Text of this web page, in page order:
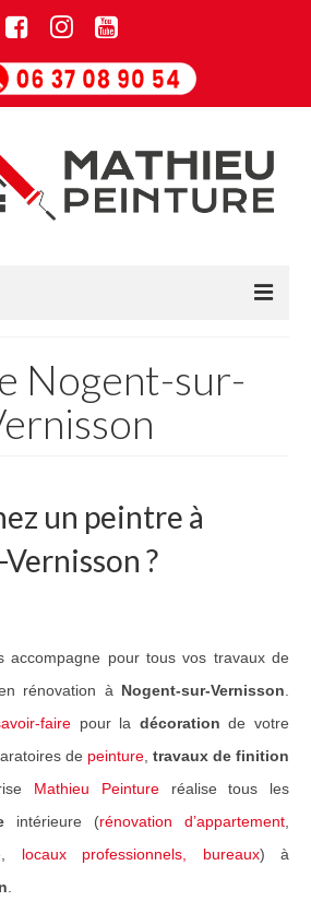
rénovation
sols
pour particuliers
pour professionnels
Nogent-sur-
un peintre à
?
accompagne pour tous vos travaux de
rénovation à Nogent-sur-Vernisson
fairepour la décoration de votre
de peinture travaux de finition
Mathieu Peintureréalise tous les
intérieure (rénovation d’appartement
locaux professionnels, bureaux) à